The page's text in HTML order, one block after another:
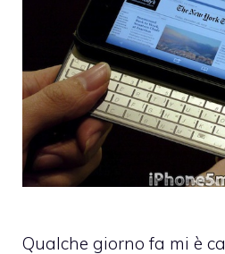
Qualche giorno fa mi è